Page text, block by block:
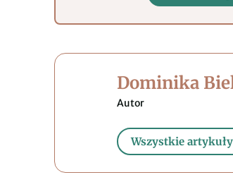
Dominika
Wszystkie artykuły